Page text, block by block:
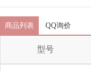
商品列表 QQ询价
型号